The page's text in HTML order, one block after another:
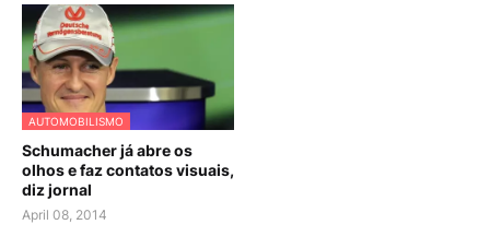
AUTOMOBILISMO
Schumacher já abre os
olhos e faz contatos visuais,
diz jornal
April 08, 2014